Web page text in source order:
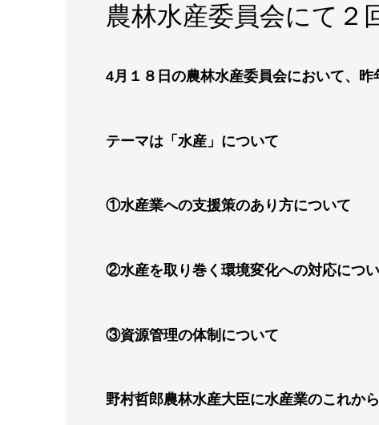
農林水産委員会にて２
4月１８日の農林水産委員会において、昨
テーマは「水産」について
①水産業への支援策のあり方について
②水産を取り巻く環境変化への対応につ
③資源管理の体制について
野村哲郎農林水産大臣に水産業のこれか